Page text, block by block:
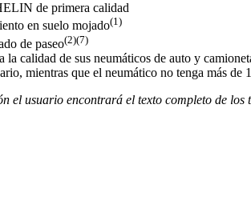
de primera calidad
en suelo mojado(1)
de paseo(2)(7)
la calidad de sus neumáticos de auto y
mientras que el neumático no tenga más de
el usuario encontrará el texto completo de